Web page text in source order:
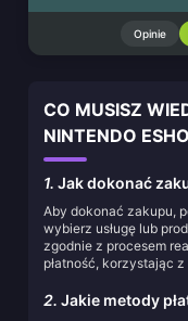
Opinie
CO MUSISZ
NINTENDO
1. Jak dokonać
Aby dokonać zakupu,
wybierz usługę lub
zgodnie z procesem
płatność, korzystając
2. Jakie metody